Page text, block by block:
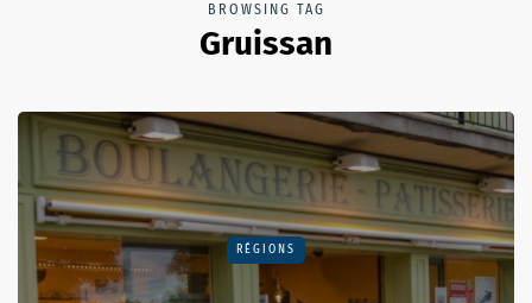
BROWSING TAG
Gruissan
RÉGIONS